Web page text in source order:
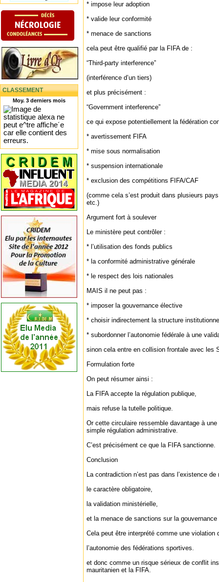
CLASSEMENT
Moy. 3 derniers mois
* impose leur adoption
* valide leur conformité
* menace de sanctions
cela peut être qualifié par la FIFA de :
“Third-party interference”
(interférence d’un tiers)
et plus précisément :
“Government interference”
ce qui expose potentiellement la fédération
* avertissement FIFA
* mise sous normalisation
* suspension internationale
* exclusion des compétitions FIFA/CAF
(comme cela s’est produit dans plusieurs
etc.)
Argument fort à soulever
Le ministère peut contrôler :
* l’utilisation des fonds publics
* la conformité administrative générale
* le respect des lois nationales
MAIS il ne peut pas :
* imposer la gouvernance élective
* choisir indirectement la structure
* subordonner l’autonomie fédérale à une
sinon cela entre en collision frontale avec les
Formulation forte
On peut résumer ainsi :
La FIFA accepte la régulation publique,
mais refuse la tutelle politique.
Or cette circulaire ressemble davantage à une
simple régulation administrative.
C’est précisément ce que la FIFA sanctionne.
Conclusion
La contradiction n’est pas dans l’existence
le caractère obligatoire,
la validation ministérielle,
et la menace de sanctions sur la gouvernance
Cela peut être interprété comme une violation
l’autonomie des fédérations sportives.
et donc comme un risque sérieux de conflit
mauritanien et la FIFA.